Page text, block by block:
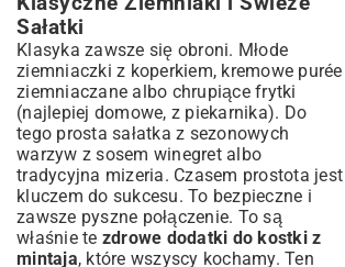
Sałatki
Klasyka zawsze się obroni. Młode
ziemniaczki z koperkiem, kremowe purée
ziemniaczane albo chrupiące frytki
(najlepiej domowe, z piekarnika). Do
tego prosta sałatka z sezonowych
warzyw z sosem winegret albo
tradycyjna mizeria. Czasem prostota jest
kluczem do sukcesu. To bezpieczne i
zawsze pyszne połączenie. To są
właśnie te zdrowe dodatki do kostki z
mintaja, które wszyscy kochamy. Ten